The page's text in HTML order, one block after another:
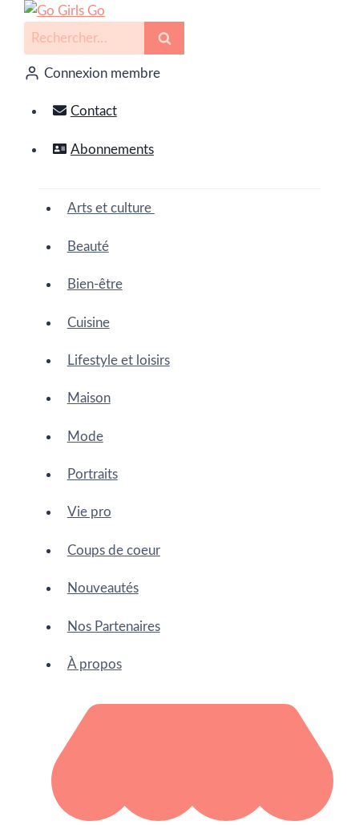
Connexion membre
Contact
Abonnements
Arts et culture
Beauté
Bien-être
Cuisine
Lifestyle et loisirs
Maison
Mode
Portraits
Vie pro
Coups de coeur
Nouveautés
Nos Partenaires
À propos